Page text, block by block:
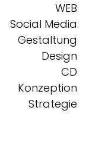
WEB
Social Media
Gestaltung
Design
CD
Konzeption
Strategie